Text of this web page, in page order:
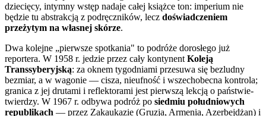
dziecięcy, intymny wstęp nadaje całej książce ton: imperium nie
będzie tu abstrakcją z podręczników, lecz doświadczeniem
przeżytym na własnej skórze.
Dwa kolejne „pierwsze spotkania" to podróże dorosłego już
reportera. W 1958 r. jedzie przez cały kontynent Koleją
Transsyberyjską: za oknem tygodniami przesuwa się bezludny
bezmiar, a w wagonie — cisza, nieufność i wszechobecna kontrola;
granica z jej drutami i reflektorami jest pierwszą lekcją o państwie-
twierdzy. W 1967 r. odbywa podróż po siedmiu południowych
republikach — przez Zakaukazie (Gruzja, Armenia, Azerbejdżan) i